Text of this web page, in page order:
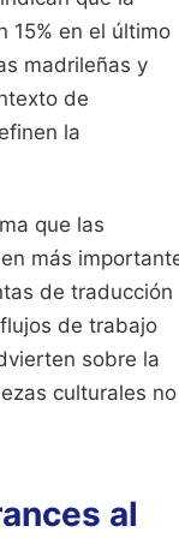
15% en el último
madrileñas y
de
la
que las
más
de traducción
de trabajo
sobre la
culturales no
al